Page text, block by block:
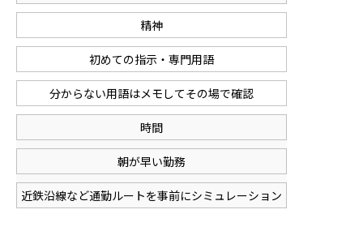
精神
初めての指示・専門用語
分からない用語はメモしてその場で確認
時間
朝が早い勤務
近鉄沿線など通勤ルートを事前にシミュレーション